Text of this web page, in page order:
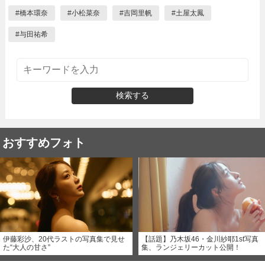
#橋本環奈 #小松菜奈 #吉岡里帆 #土屋太鳳
#与田祐希
検索する
おすすめフォト
伊藤彩沙、20代ラストの写真集で見せ
た“大人の甘さ”
【話題】乃木坂46・金川紗耶1st写真
集、ランジェリーカット公開！